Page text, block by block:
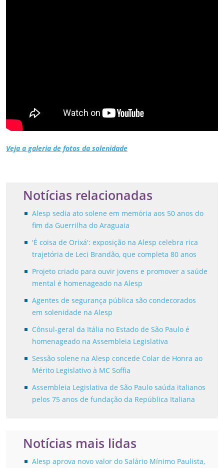
Veja a galeria de fotos da solenidade
Notícias relacionadas
Alesp sedia ato solene em memória aos 50 anos do
fim da Guerrilha do Araguaia
'É coisa de Orixá': exposição na Alesp celebra rica
trajetória de Leci Brandão, que completa 80 anos
Projeto criado para ouvir jovens e promover a saúde
mental é homenageado na Alesp
Agentes de segurança pública são condecorados
em solenidade na Alesp
Cônsul-geral da Itália no Estado de São Paulo é
homenageado na Assembleia Legislativa
Sessão solene na Alesp concede Colar de Honra ao
Mérito Legislativo à MC Soffia
Assembleia Legislativa de São Paulo saúda italianos
pelos 75 anos de fundação da República Italiana
Notícias mais lidas
Alesp aprova novo valor do Salário Mínimo Paulista,